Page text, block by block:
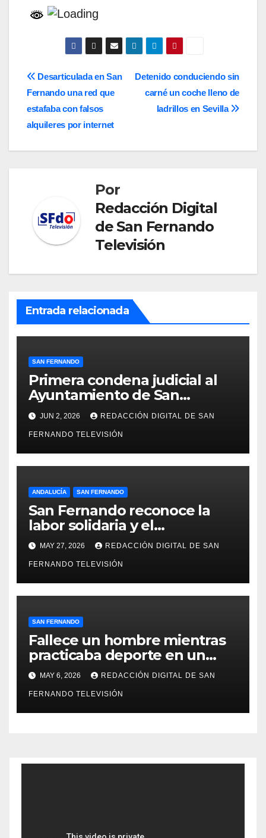
Navegación
de
entradas
Detenido conduciendo sin
carné un coche lleno de
ladrillos en Sevilla
Desarticulada en San
Fernando una red que
estafaba con falsos
alquileres por internet
Por
Redacción Digital
de San Fernando
Televisión
Entrada relacionada
SAN FERNANDO
Primera condena judicial al
Ayuntamiento de San
Fernando por negar
indemnizaciones a policías
locales lesionados en acto de
servicio
JUN 2, 2026 REDACCIÓN DIGITAL DE SAN
FERNANDO TELEVISIÓN
ANDALUCÍA SAN FERNANDO
San Fernando reconoce la
labor solidaria y el
compromiso social de Juan y
Medio, ProLibertas y TDAH
San Fernando
MAY 27, 2026 REDACCIÓN DIGITAL DE SAN
FERNANDO TELEVISIÓN
SAN FERNANDO
Fallece un hombre mientras
practicaba deporte en un
gimnasio de San Fernando
MAY 6, 2026 REDACCIÓN DIGITAL DE SAN
FERNANDO TELEVISIÓN